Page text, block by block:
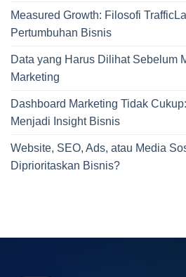
Measured Growth: Filosofi
Pertumbuhan Bisnis
Data yang Harus Dilihat Sebelum
Marketing
Dashboard Marketing Tidak
Menjadi Insight Bisnis
Website, SEO, Ads, atau Media
Diprioritaskan Bisnis?